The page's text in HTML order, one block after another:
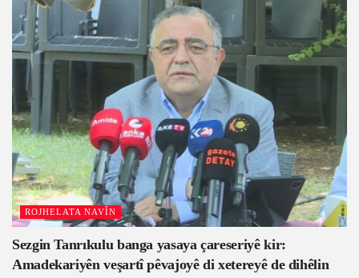
ROJHELATA NAVÎN
Sezgin Tanrıkulu banga yasaya çareseriyê kir:
Amadekariyên veşartî pêvajoyê di xetereyê de dihêlin